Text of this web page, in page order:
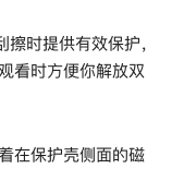
时提供有效保护，
看时方便你解放双
在保护壳侧面的磁